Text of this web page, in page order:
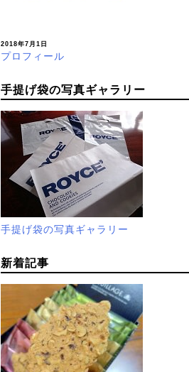
2018年7月1日
プロフィール
手提げ袋の写真ギャラリー
手提げ袋の写真ギャラリー
新着記事